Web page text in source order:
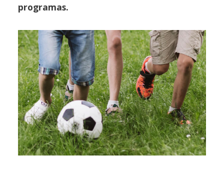
programas.